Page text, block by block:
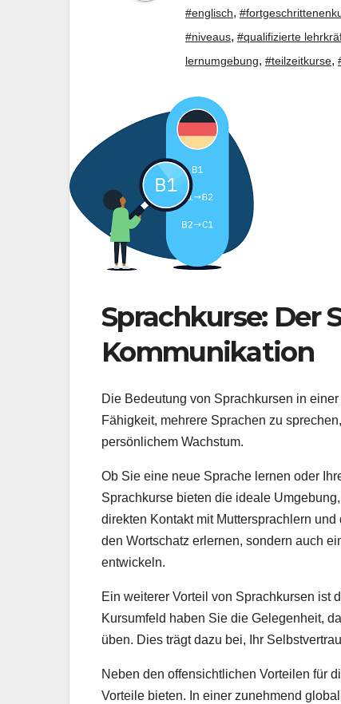
#englisch,
#niveaus, #qualifizierte
lernumgebung, #teilzeitkurse,
Sprachkurse: Der
Kommunikation
Die Bedeutung von Sprachkursen in
Fähigkeit, mehrere Sprachen zu
persönlichem Wachstum.
Ob Sie eine neue Sprache lernen oder
Sprachkurse bieten die ideale
direkten Kontakt mit Muttersprachlern
den Wortschatz erlernen, sondern auch
entwickeln.
Ein weiterer Vorteil von Sprachkursen ist
Kursumfeld haben Sie die Gelegenheit,
üben. Dies trägt dazu bei, Ihr
Neben den offensichtlichen Vorteilen für
Vorteile bieten. In einer zunehmend